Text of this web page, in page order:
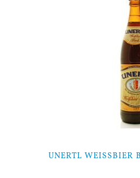
UNERTL WEISSBIER